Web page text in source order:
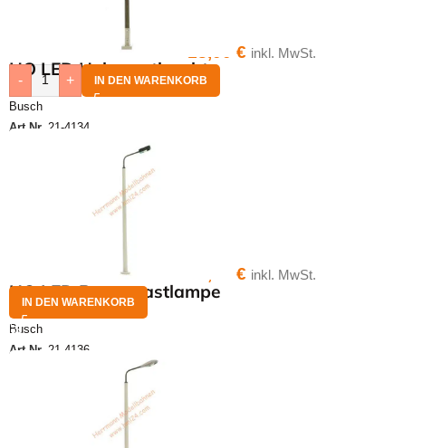
HO LED Holzmastleuchte
Busch
Art.Nr. 21-4134
18,00€ inkl. MwSt.
-
+ IN DEN WARENKORB
HO LED Betonmastlampe
Busch
Art.Nr. 21-4136
18,00€ inkl. MwSt.
IN DEN WARENKORB